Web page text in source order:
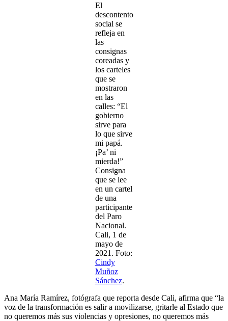
El
descontento
social se
refleja en
las
consignas
coreadas y
los carteles
que se
mostraron
en las
calles: “El
gobierno
sirve para
lo que sirve
mi papá.
¡Pa’ ni
mierda!”
Consigna
que se lee
en un cartel
de una
participante
del Paro
Nacional.
Cali, 1 de
mayo de
2021. Foto:
Cindy
Muñoz
Sánchez.
Ana María Ramírez, fotógrafa que reporta desde Cali, afirma que “la
voz de la transformación es salir a movilizarse, gritarle al Estado que
no queremos más sus violencias y opresiones, no queremos más